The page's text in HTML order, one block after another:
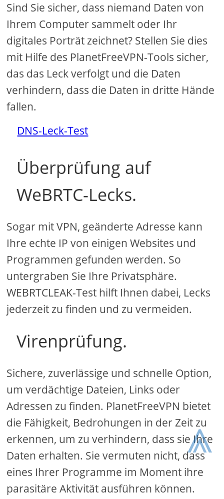
Sind Sie sicher, dass niemand Daten von
Ihrem Computer sammelt oder Ihr
digitales Porträt zeichnet? Stellen Sie dies
mit Hilfe des PlanetFreeVPN-Tools sicher,
das das Leck verfolgt und die Daten
verhindern, dass die Daten in dritte Hände
fallen.
DNS-Leck-Test
Überprüfung auf
WeBRTC-Lecks.
Sogar mit VPN, geänderte Adresse kann
Ihre echte IP von einigen Websites und
Programmen gefunden werden. So
untergraben Sie Ihre Privatsphäre.
WEBRTCLEAK-Test hilft Ihnen dabei, Lecks
jederzeit zu finden und zu vermeiden.
Virenprüfung.
Sichere, zuverlässige und schnelle Option,
um verdächtige Dateien, Links oder
Adressen zu finden. PlanetFreeVPN bietet
die Fähigkeit, Bedrohungen in der Zeit zu
erkennen, um zu verhindern, dass sie Ihre
Daten erhalten. Sie vermuten nicht, dass
eines Ihrer Programme im Moment ihre
parasitäre Aktivität ausführen können.
⩓